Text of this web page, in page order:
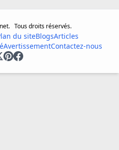
Tous droits réservés.
du siteBlogsArticles
AvertissementContactez-nous